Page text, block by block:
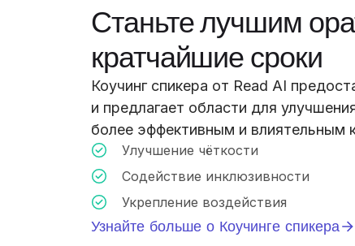
Станьте лучшим
кратчайшие сроки
Коучинг спикера от Read AI
и предлагает области для
более эффективным и влиятельным
Улучшение чёткости
Содействие инклюзивности
Укрепление воздействия
Узнайте больше о Коучинге спикера